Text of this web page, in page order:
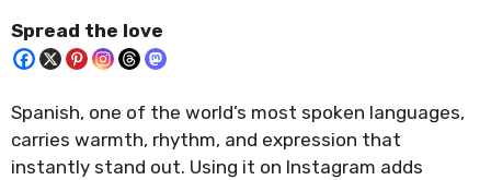
Spread the love
Spanish, one of the world’s most spoken languages,
carries warmth, rhythm, and expression that
instantly stand out. Using it on Instagram adds